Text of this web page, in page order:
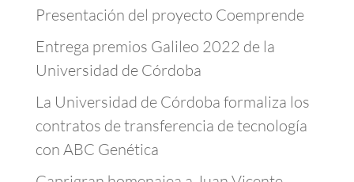
Presentación del proyecto Coemprende
Entrega premios Galileo 2022 de la
Universidad de Córdoba
La Universidad de Córdoba formaliza los
contratos de transferencia de tecnología
con ABC Genética